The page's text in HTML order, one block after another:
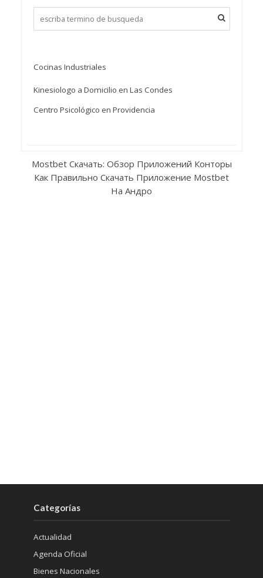
Cocinas Industriales
Kinesiologo a Domicilio en Las Condes
Centro Psicológico en Providencia
Mostbet Скачать: Обзор Приложений Конторы
Как Правильно Скачать Приложение Mostbet
На Андро
Categorías
Actualidad
Agenda Oficial
Bienes Nacionales